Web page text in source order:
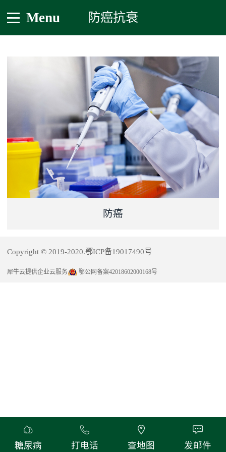
防癌抗衰
Menu
防癌
Copyright © 2019-2020.鄂ICP备19017490号
犀牛云提供企业云服务 鄂公网备案42018602000168号
糖尿病 打电话 查地图 发邮件